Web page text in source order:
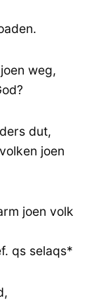
weg,
dut,
joen
joen volk
qs selaqs*